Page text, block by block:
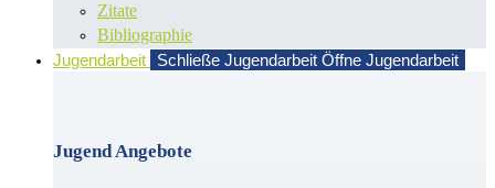
Zitate
Bibliographie
Jugendarbeit
Schließe Jugendarbeit Öffne Jugendarbeit
Jugend Angebote